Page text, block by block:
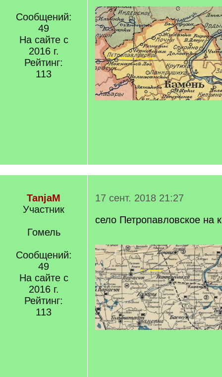
Сообщений:
49
На сайте с
2016 г.
Рейтинг:
113
TanjaM
Участник
Гомель
Сообщений:
49
На сайте с
2016 г.
Рейтинг:
113
17 сент. 2018 21:27
село Петропавловское на